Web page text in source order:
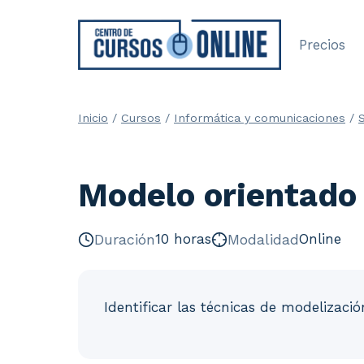
Precios
Inicio / Cursos / Informática y comunicaciones /
Modelo
Duración10 horas ModalidadOnline
Identificar las técnicas de